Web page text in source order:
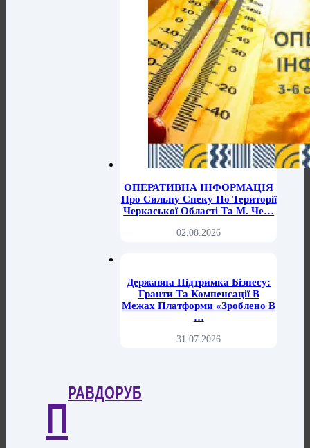
ОПЕРАТИВНА ІНФОРМАЦІЯ
Про Сильну Спеку По Території
Черкаської Області Та М. Че…
02.08.2026
Державна Підтримка Бізнесу:
Гранти Та Компенсації В
Межах Платформи «Зроблено В
…
31.07.2026
П
РАВДОРУБ